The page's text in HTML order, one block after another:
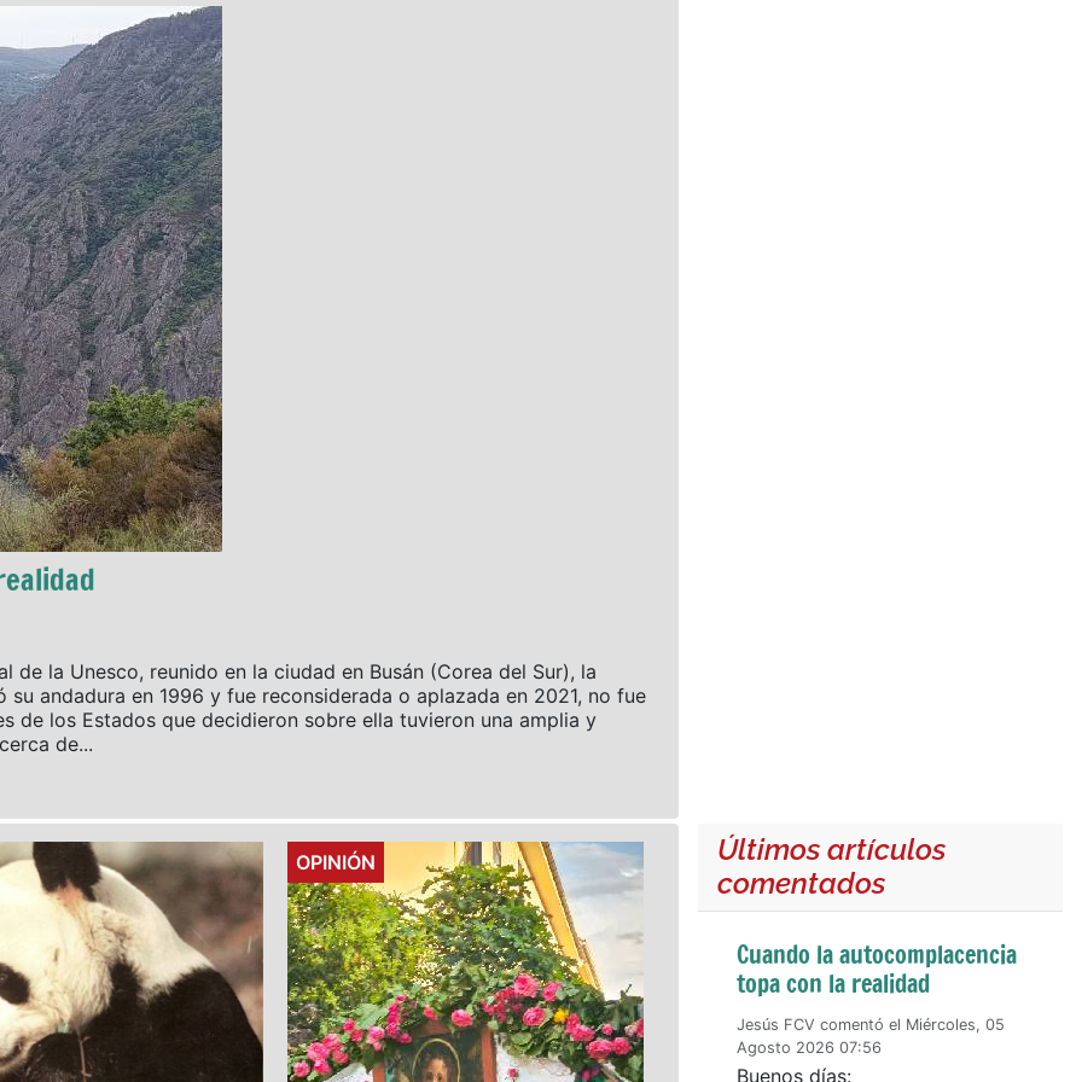
la Unesco, reunido en la ciudad en Busán (Corea del Sur), la
andadura en 1996 y fue reconsiderada o aplazada en 2021, no fue
de los Estados que decidieron sobre ella tuvieron una amplia y
de...
Details
OPINIÓN
Últimos artículos
comentados
Cuando la autocomplacencia
topa con la realidad
Jesús FCV comentó el Miércoles, 05
Agosto 2026 07:56
Buenos días: